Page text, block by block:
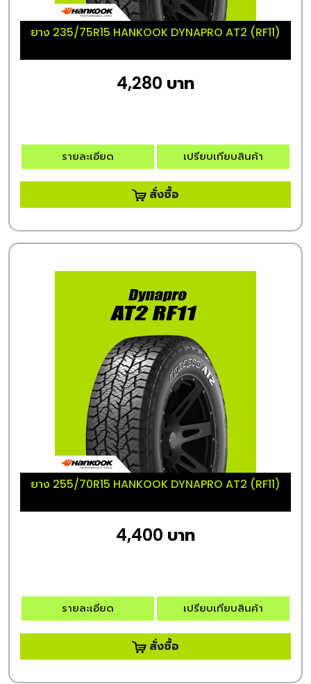
ยาง 235/75R15 HANKOOK DYNAPRO AT2 (RF11)
4,280 บาท
รายละเอียด เปรียบเทียบสินค้า
สั่งซื้อ
ยาง 255/70R15 HANKOOK DYNAPRO AT2 (RF11)
4,400 บาท
รายละเอียด เปรียบเทียบสินค้า
สั่งซื้อ